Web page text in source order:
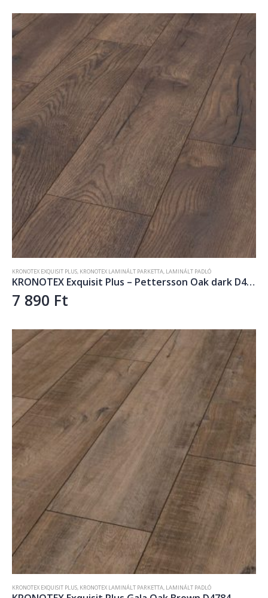
KRONOTEX EXQUISIT PLUS, KRONOTEX LAMINÁLT PARKETTA, LAMINÁLT PADLÓ
KRONOTEX Exquisit Plus – Pettersson Oak dark D4766
7 890 Ft
KRONOTEX EXQUISIT PLUS KRONOTEX LAMINÁLT PARKETTA LAMINÁLT PADLÓ